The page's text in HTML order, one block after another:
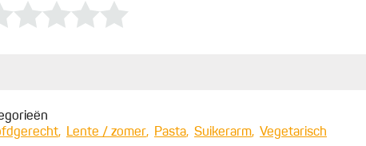
Lente / zomer Pasta Suikerarm Vegetarisch